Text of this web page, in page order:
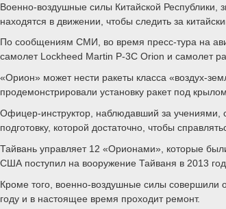
Военно-воздушные силы Китайской Республики,
находятся в движении, чтобы следить за
По сообщениям СМИ, во время пресс-тура на
самолет Lockheed Martin P-3C Orion и самолет
«Орион» может нести ракеты класса «воздух-
продемонстрировали установку ракет под
Офицер-инструктор, наблюдавший за учениями,
подготовку, которой достаточно, чтобы
Тайвань управляет 12 «Орионами», которые
США поступил на вооружение Тайваня в 2013
Кроме того, военно-воздушные силы совершили
году и в настоящее время проходит ремонт.